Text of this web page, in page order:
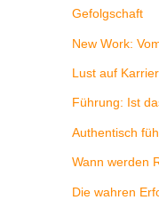
Gefolgschaft
New Work:
Lust auf
Führung: Ist
Authentisch
Wann werden
Die wahren